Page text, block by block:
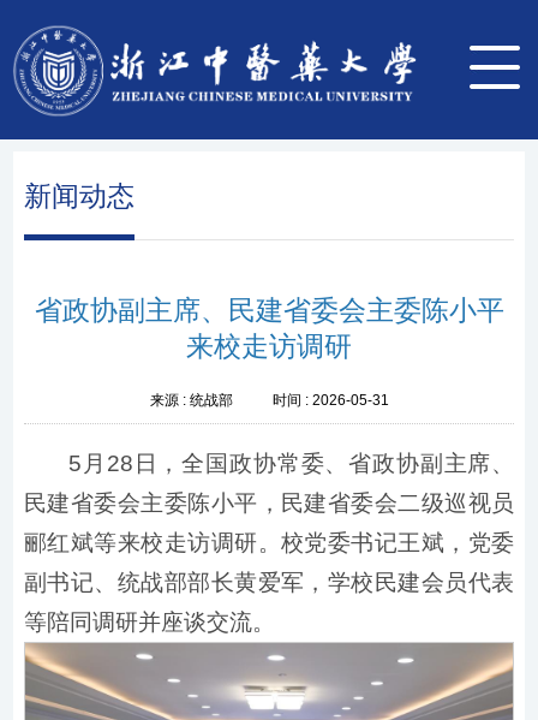
新闻动态
省政协副主席、民建省委会主委陈小平
来校走访调研
来源 : 统战部 时间 : 2026-05-31
5月28日，全国政协常委、省政协副主席、
民建省委会主委陈小平，民建省委会二级巡视员
郦红斌等来校走访调研。校党委书记王斌，党委
副书记、统战部部长黄爱军，学校民建会员代表
等陪同调研并座谈交流。